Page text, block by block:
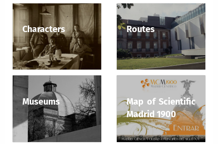
Characters Routes
Museums
Map of Scientific
Madrid 1900